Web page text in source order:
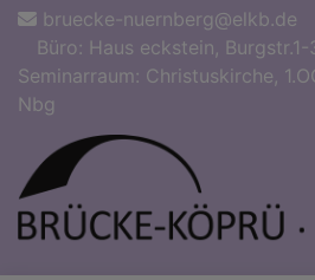
Direkt
Inhalt
bruecke-nuernberg@elkb.de
Büro: Haus eckstein,
Seminarraum: Christuskirche,
Nbg